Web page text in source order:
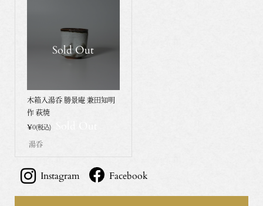
Sold Out
木箱入湯呑 勝景庵 兼田知明
作 萩焼
¥0(税込)
湯呑
Instagram Facebook